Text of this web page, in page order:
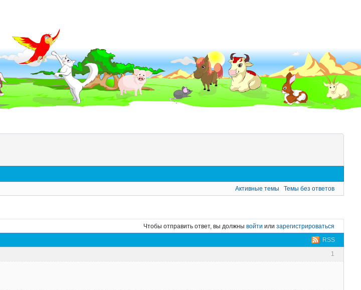
Активные темы Темы без ответов
Чтобы отправить ответ, вы должнывойти илизарегистрироваться
RSS
1